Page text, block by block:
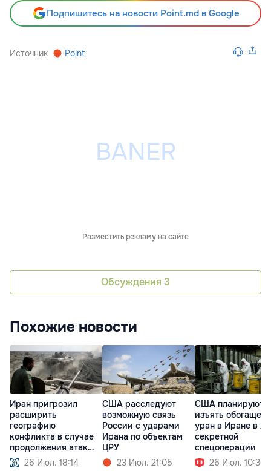
Подпишитесь на новости Point.md в Google
Источник Point
Разместить рекламу на сайте
Обсуждения 3
Похожие новости
Иран пригрозил
расширить
географию
конфликта в случае
продолжения атак
США26 Июл. 18:14
США расследуют
возможную связь
России с ударами
Ирана по объектам
ЦРУ
23 Июл. 21:05
США планируют
изъять
уран в Иране в
секретной
спецоперации
26 Июл. 10:36